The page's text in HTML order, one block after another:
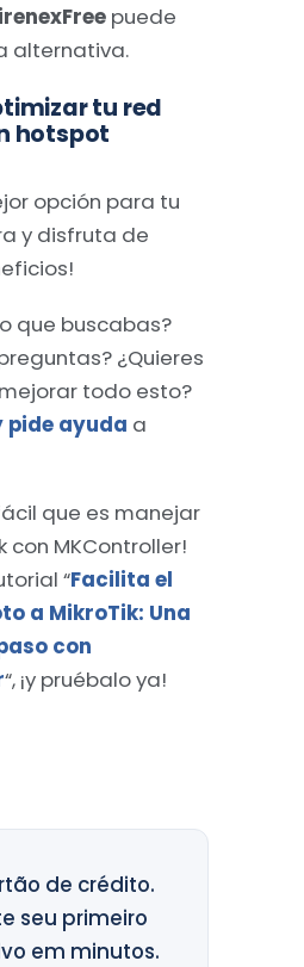
puede
alternativa.
tu red
hotspot
opción para tu
y disfruta de
que buscabas?
¿Quieres
todo esto?
pide ayuda a
que es manejar
con MKController!
“Facilita el
a MikroTik: Una
con
“, ¡y pruébalo ya!
de crédito.
seu primeiro
em minutos.